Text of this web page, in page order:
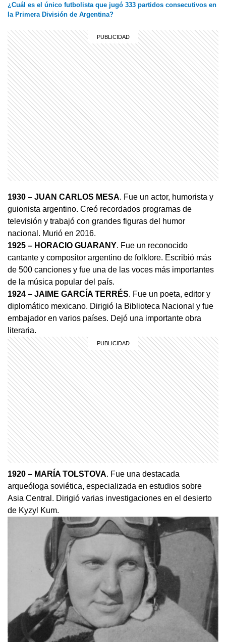
¿Cuál es el único futbolista que jugó 333 partidos consecutivos en
la Primera División de Argentina?
1930 – JUAN CARLOS MESA. Fue un actor, humorista y
guionista argentino. Creó recordados programas de
televisión y trabajó con grandes figuras del humor
nacional. Murió en 2016.
1925 – HORACIO GUARANY. Fue un reconocido
cantante y compositor argentino de folklore. Escribió más
de 500 canciones y fue una de las voces más importantes
de la música popular del país.
1924 – JAIME GARCÍA TERRÉS. Fue un poeta, editor y
diplomático mexicano. Dirigió la Biblioteca Nacional y fue
embajador en varios países. Dejó una importante obra
literaria.
1920 – MARÍA TOLSTOVA. Fue una destacada
arqueóloga soviética, especializada en estudios sobre
Asia Central. Dirigió varias investigaciones en el desierto
de Kyzyl Kum.